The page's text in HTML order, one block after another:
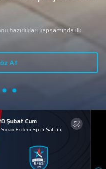
hazırlıkları kapsamında ilk
At
Şubat Cum
Sinan Erdem Spor Salonu